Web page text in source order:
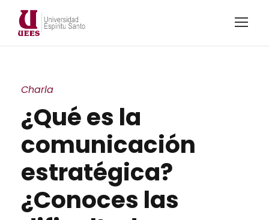
Charla
¿Qué es la
comunicación
estratégica?
¿Conoces las